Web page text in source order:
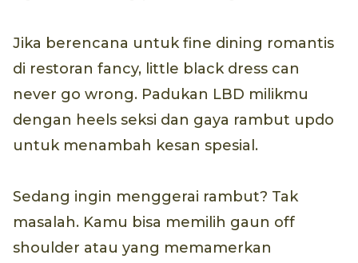
Jika berencana untuk fine dining romantis
di restoran fancy, little black dress can
never go wrong. Padukan LBD milikmu
dengan heels seksi dan gaya rambut updo
untuk menambah kesan spesial.
Sedang ingin menggerai rambut? Tak
masalah. Kamu bisa memilih gaun off
shoulder atau yang memamerkan